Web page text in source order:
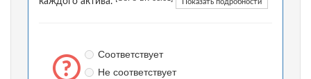
Показать подробности
Соответствует
Не соответствует